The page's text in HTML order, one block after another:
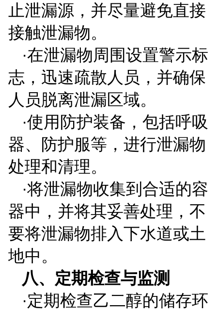
止泄漏源，并尽量避免直接
接触泄漏物。
·在泄漏物周围设置警示标
志，迅速疏散人员，并确保
人员脱离泄漏区域。
·使用防护装备，包括呼吸
器、防护服等，进行泄漏物
处理和清理。
·将泄漏物收集到合适的容
器中，并将其妥善处理，不
要将泄漏物排入下水道或土
地中。
八、定期检查与监测
·定期检查乙二醇的储存环